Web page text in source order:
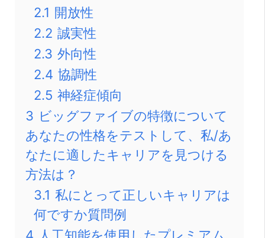
2.1 開放性
2.2 誠実性
2.3 外向性
2.4 協調性
2.5 神経症傾向
3 ビッグファイブの特徴について
あなたの性格をテストして、私/あ
なたに適したキャリアを見つける
方法は？
3.1 私にとって正しいキャリアは
何ですか質問例
4 人工知能を使用したプレミアム